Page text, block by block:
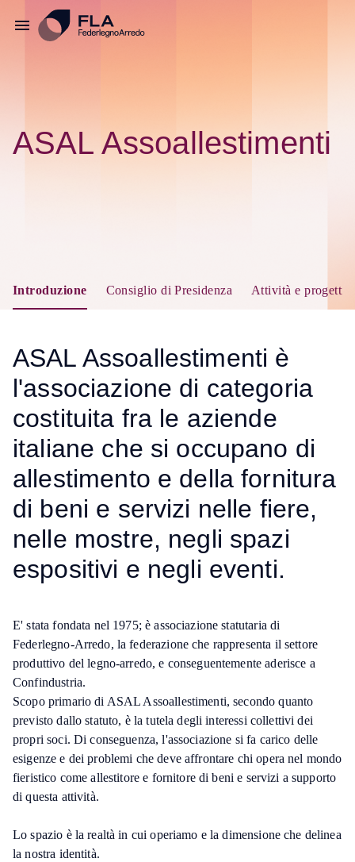
ASAL Assoallestimenti
Introduzione Consiglio di Presidenza Attività e progetti
ASAL Assoallestimenti è
l'associazione di categoria
costituita fra le aziende
italiane che si occupano di
allestimento e della fornitura
di beni e servizi nelle fiere,
nelle mostre, negli spazi
espositivi e negli eventi.
E' stata fondata nel 1975; è associazione statutaria di
Federlegno-Arredo, la federazione che rappresenta il settore
produttivo del legno-arredo, e conseguentemente aderisce a
Confindustria.
Scopo primario di ASAL Assoallestimenti, secondo quanto
previsto dallo statuto, è la tutela degli interessi collettivi dei
propri soci. Di conseguenza, l'associazione si fa carico delle
esigenze e dei problemi che deve affrontare chi opera nel mondo
fieristico come allestitore e fornitore di beni e servizi a supporto
di questa attività.
Lo spazio è la realtà in cui operiamo e la dimensione che delinea
la nostra identità.